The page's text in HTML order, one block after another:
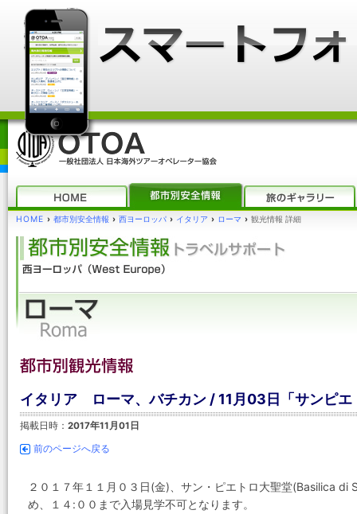
HOME › 都市別安全情報 › 西ヨーロッパ › イタリア › ローマ › 観光情報 詳細
イタリア ローマ、バチカン / 11月03日「サンピエ
掲載日時： 2017年11月01日
前のページへ戻る
２０１７年１１月０３日(金)、サン・ピエトロ大聖堂(Basilica
め、１４:００まで入場見学不可となります。